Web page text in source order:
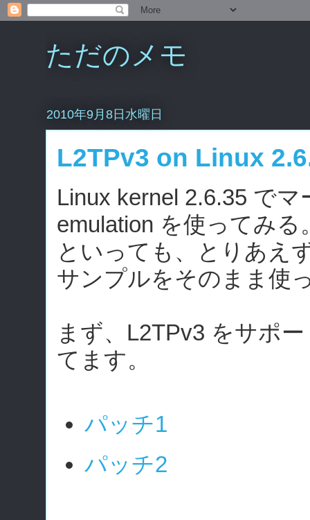
ただのメモ
2010年9月8日水曜日
L2TPv3 on Linux
Linux kernel 2.6.35 で
emulation を使ってみる
といっても、とりあえ
サンプルをそのまま使
まず、L2TPv3 をサポ
てます。
パッチ1
パッチ2